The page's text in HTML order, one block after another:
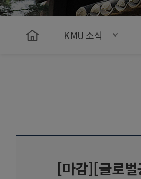
KMU 소식
[마감][글로벌